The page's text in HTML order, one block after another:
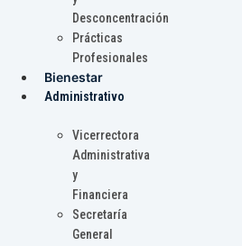
Desconcentración
Prácticas
Profesionales
Bienestar
Administrativo
Vicerrectora
Administrativa
y
Financiera
Secretaría
General